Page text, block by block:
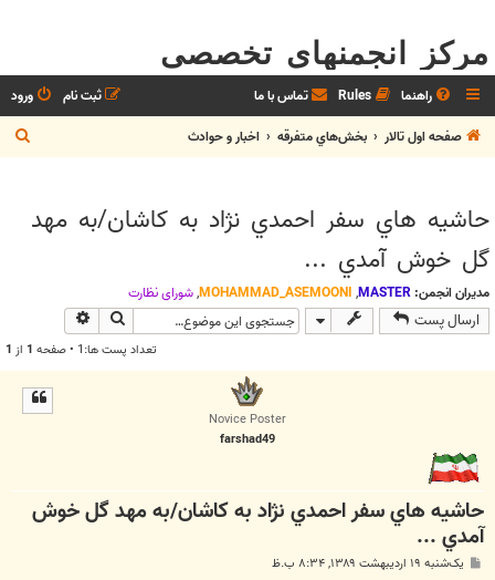
مرکز انجمنهای تخصصی
راهنما Rules تماس با ما ورود
ثبت نام
صفحه اول تالار
بخش‌‌هاي متفرقه اخبار و حوادث
س
حاشيه هاي سفر احمدي نژاد به کاشان/به مهد
گل خوش آمدي ...
مدیران انجمن: MASTER
,
MOHAMMAD_ASEMOONI
,شوراي نظارت
ارسال پست جستجو
تعداد پست ها:1 • صفحه 1 از 1
Novice Poster
farshad49
حاشيه هاي سفر احمدي نژاد به کاشان/به مهد گل خوش
آمدي ...
یک‌شنبه ۱۹ اردیبهشت ۱۳۸۹, ۸:۳۴ ب.ظ